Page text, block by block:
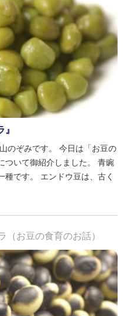
のぞみです。 今日は「お豆の
ついて御紹介しました。 青豌
です。 エンドウ豆は、古く
（お豆の食育のお話）